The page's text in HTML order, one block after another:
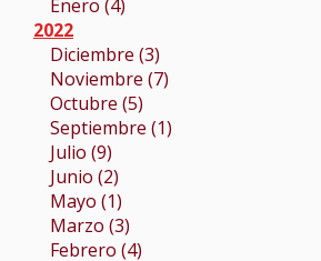
Enero (4)
2022
Diciembre (3)
Noviembre (7)
Octubre (5)
Septiembre (1)
Julio (9)
Junio (2)
Mayo (1)
Marzo (3)
Febrero (4)